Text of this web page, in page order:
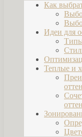
Как
Идеи для
Теплые и